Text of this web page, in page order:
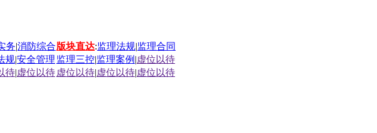
务|消防综合版块直达:监理法规|监理合同
规|安全管理 监理三控|监理案例 |虚位以待
待|虚位以待 虚位以待|虚位以待|虚位以待